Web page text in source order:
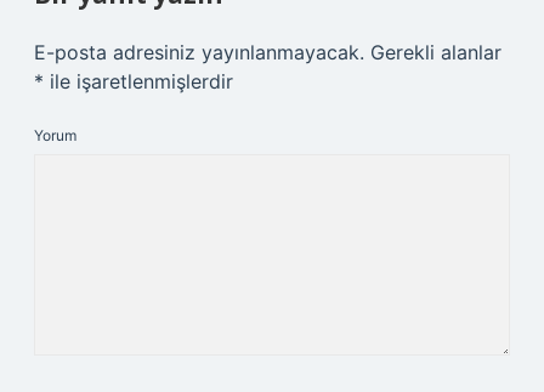
E-posta adresiniz yayınlanmayacak. Gerekli alanlar
* ile işaretlenmişlerdir
Yorum